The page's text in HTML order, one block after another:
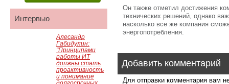
Он также отметил достижения
технических решений, однако
насколько все же компания
энергопотребления.
Добавить комментарий
Для отправки комментария вам
Интервью
Алесандр
Габидулин:
"Принципами
работы ИТ
должны стать
проактивность
и понимание